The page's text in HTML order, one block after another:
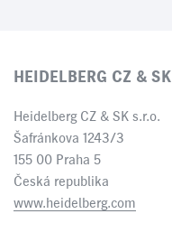
HEIDELBERG CZ & SK
Heidelberg CZ & SK s.r.o.
Šafránkova 1243/3
155 00 Praha 5
Česká republika
www.heidelberg.com